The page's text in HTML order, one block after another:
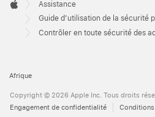
domicile.

Apple
Assistance
Guide d’utilisation de la sécurité
Contrôler en toute sécurité des
Afrique
Copyright © 2026 Apple Inc. Tous droits
Engagement de confidentialité